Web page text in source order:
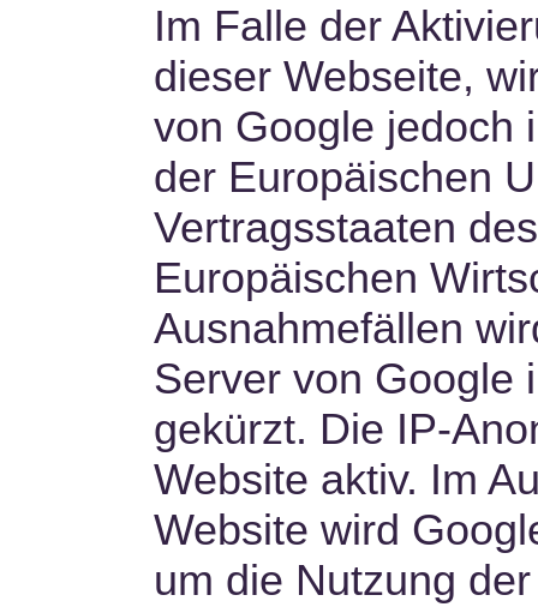
Im Falle der
dieser Webseite,
von Google jedoch
der Europäischen
Vertragsstaaten
Europäischen
Ausnahmefällen
Server von Google
gekürzt. Die IP-
Website aktiv. Im
Website wird
um die Nutzung